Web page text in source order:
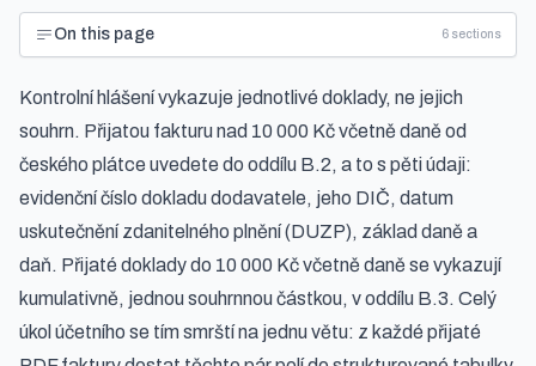
On this page 6 sections
Kontrolní hlášení vykazuje jednotlivé doklady, ne jejich
souhrn. Přijatou fakturu nad 10 000 Kč včetně daně od
českého plátce uvedete do oddílu B.2, a to s pěti údaji:
evidenční číslo dokladu dodavatele, jeho DIČ, datum
uskutečnění zdanitelného plnění (DUZP), základ daně a
daň. Přijaté doklady do 10 000 Kč včetně daně se vykazují
kumulativně, jednou souhrnnou částkou, v oddílu B.3. Celý
úkol účetního se tím smrští na jednu větu: z každé přijaté